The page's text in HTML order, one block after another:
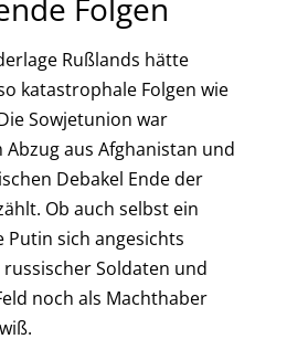
Folgen
Rußlands hätte
katastrophale Folgen wie
Sowjetunion war
aus Afghanistan und
Debakel Ende der
Ob auch selbst ein
Putin sich angesichts
Soldaten und
noch als Machthaber